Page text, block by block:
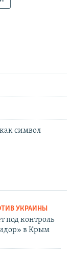
символ
УКРАИНЫ
под контроль
в Крым